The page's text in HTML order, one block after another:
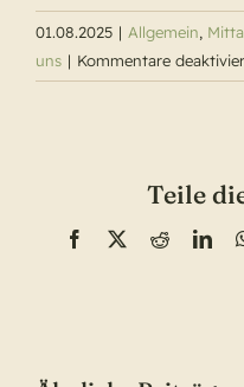
01.08.2025 | Allgemein,
uns | Kommentare
Teile
Facebook
X Reddit